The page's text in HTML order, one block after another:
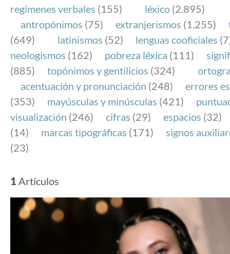
regímenes verbales (155) léxico (2.895)
antropónimos (75) extranjerismos (1.255)
(649)
latinismos (52) lenguas cooficiales
neologismos (162) pobreza léxica (111)
(885)
topónimos y gentilicios (324)
acentuación y pronunciación (248)
errores
(353)
mayúsculas y minúsculas (421)
visualización (246) cifras (29) espacios (32)
(14)
marcas tipográficas (171)
signos
(23)
1 Artículos